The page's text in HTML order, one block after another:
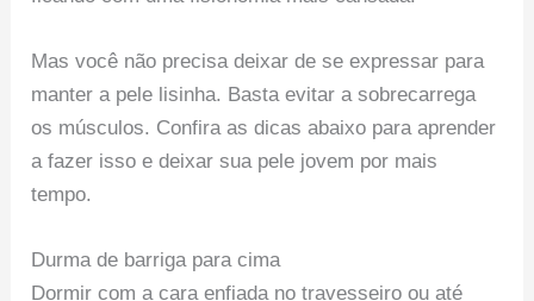
Mas você não precisa deixar de se expressar para
manter a pele lisinha. Basta evitar a sobrecarrega
os músculos. Confira as dicas abaixo para aprender
a fazer isso e deixar sua pele jovem por mais
tempo.
Durma de barriga para cima
Dormir com a cara enfiada no travesseiro ou até